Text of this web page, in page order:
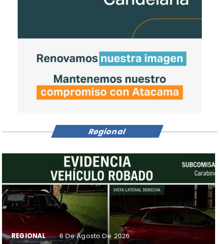
REGIONAL 6 De Agosto De 2026
Regional